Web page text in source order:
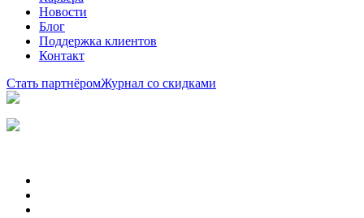
Новости
Блог
Поддержка клиентов
Контакт
Стать партнёромЖурнал со скидками